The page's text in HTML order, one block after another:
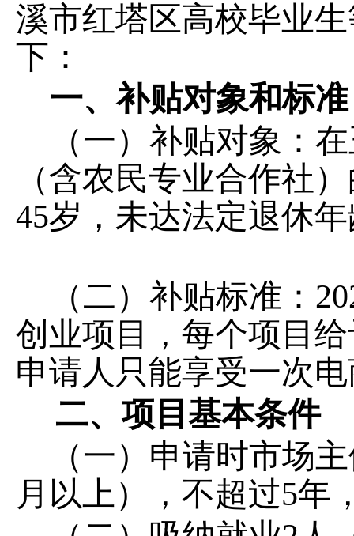
溪市红塔区高校毕业
下：
一、补贴对象和标准
（一）补贴对象：
（含农民专业合作社
45岁，未达法定退休
（二）补贴标准：
创业项目，每个项目
申请人只能享受一次
二、项目基本条件
（一）申请时市场
月以上），不超过5年